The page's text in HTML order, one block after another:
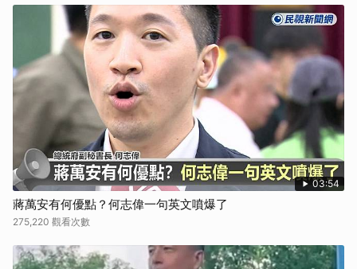
03:54
蔣萬安有何優點？何志偉一句英文噴爆了
275,220 觀看次數